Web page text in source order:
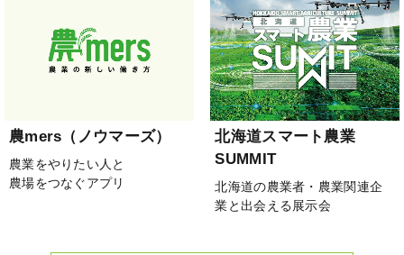
農mers（ノウマーズ）
農業をやりたい人と
農場をつなぐアプリ
北海道スマート農業
SUMMIT
北海道の農業者・農業関連企
業と出会える展示会